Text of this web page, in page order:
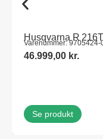
Husqvarna R
Varenummer: 9705424-
46.999,00 kr.
Se produkt